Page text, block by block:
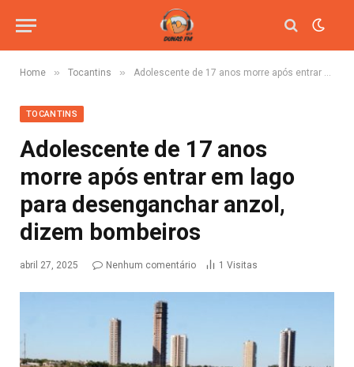
Home » Tocantins » Adolescente de 17 anos morre após entrar em lago para desenganchar anzol, dizem bombeiros
TOCANTINS
Adolescente de 17 anos
morre após entrar em lago
para desenganchar anzol,
dizem bombeiros
abril 27, 2025 Nenhum comentário 1 Visitas